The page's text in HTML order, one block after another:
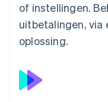
of instellingen.
uitbetalingen, via
oplossing.